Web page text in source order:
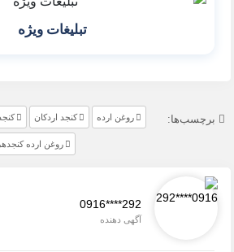
تبلیغات ویژه
برچسب‌ها: روغن ارده کنجد اردکان
روغن ارده
0916****292
آگهی دهنده